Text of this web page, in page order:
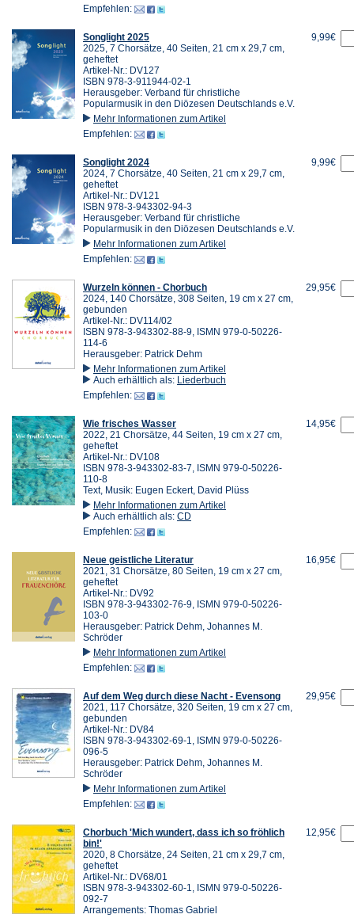
Empfehlen:
Songlight 2025
2025, 7 Chorsätze, 40 Seiten, 21 cm x 29,7 cm,
geheftet
Artikel-Nr.: DV127
ISBN 978-3-911944-02-1
Herausgeber: Verband für christliche
Popularmusik in den Diözesen Deutschlands e.V.
Mehr Informationen zum Artikel
Empfehlen:
9,99€
Songlight 2024
2024, 7 Chorsätze, 40 Seiten, 21 cm x 29,7 cm,
geheftet
Artikel-Nr.: DV121
ISBN 978-3-943302-94-3
Herausgeber: Verband für christliche
Popularmusik in den Diözesen Deutschlands e.V.
Mehr Informationen zum Artikel
Empfehlen:
9,99€
Wurzeln können - Chorbuch
2024, 140 Chorsätze, 308 Seiten, 19 cm x 27 cm,
gebunden
Artikel-Nr.: DV114/02
ISBN 978-3-943302-88-9, ISMN 979-0-50226-
114-6
Herausgeber: Patrick Dehm
Mehr Informationen zum Artikel
Auch erhältlich als: Liederbuch
Empfehlen:
29,95€
Wie frisches Wasser
2022, 21 Chorsätze, 44 Seiten, 19 cm x 27 cm,
geheftet
Artikel-Nr.: DV108
ISBN 978-3-943302-83-7, ISMN 979-0-50226-
110-8
Text, Musik: Eugen Eckert, David Plüss
Mehr Informationen zum Artikel
Auch erhältlich als: CD
Empfehlen:
14,95€
Neue geistliche Literatur
2021, 31 Chorsätze, 80 Seiten, 19 cm x 27 cm,
geheftet
Artikel-Nr.: DV92
ISBN 978-3-943302-76-9, ISMN 979-0-50226-
103-0
Herausgeber: Patrick Dehm, Johannes M.
Schröder
Mehr Informationen zum Artikel
Empfehlen:
16,95€
Auf dem Weg durch diese Nacht - Evensong
2021, 117 Chorsätze, 320 Seiten, 19 cm x 27 cm,
gebunden
Artikel-Nr.: DV84
ISBN 978-3-943302-69-1, ISMN 979-0-50226-
096-5
Herausgeber: Patrick Dehm, Johannes M.
Schröder
Mehr Informationen zum Artikel
Empfehlen:
29,95€
Chorbuch 'Mich wundert, dass ich so fröhlich
bin!'
2020, 8 Chorsätze, 24 Seiten, 21 cm x 29,7 cm,
geheftet
Artikel-Nr.: DV68/01
ISBN 978-3-943302-60-1, ISMN 979-0-50226-
092-7
Arrangements: Thomas Gabriel
12,95€